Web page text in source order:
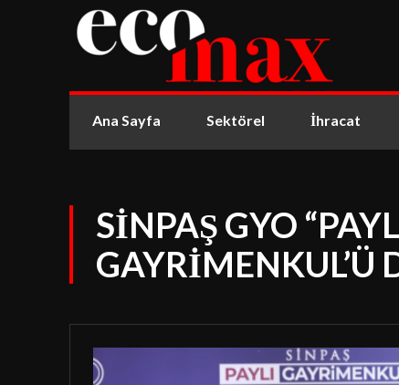
Ana Sayfa Sektörel İhracat
SİNPAŞ GYO
GAYRİMENKUL’Ü